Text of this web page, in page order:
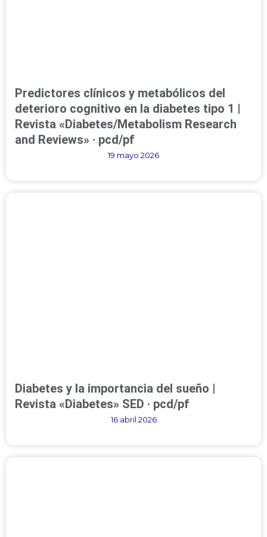
Predictores clínicos y metabólicos del
deterioro cognitivo en la diabetes tipo 1 |
Revista «Diabetes/Metabolism Research
and Reviews» · pcd/pf
19 mayo 2026
Diabetes y la importancia del sueño |
Revista «Diabetes» SED · pcd/pf
16 abril 2026